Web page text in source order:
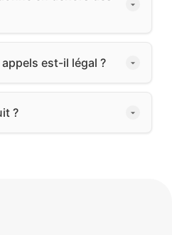
est-il légal ?
?